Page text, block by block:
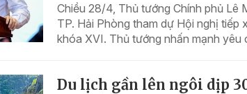
Chiều 28/4, Thủ tướng Chính phủ Lê
TP. Hải Phòng tham dự Hội nghị
khóa XVI. Thủ tướng nhấn mạnh yêu
Du lịch gần lên ngôi dịp